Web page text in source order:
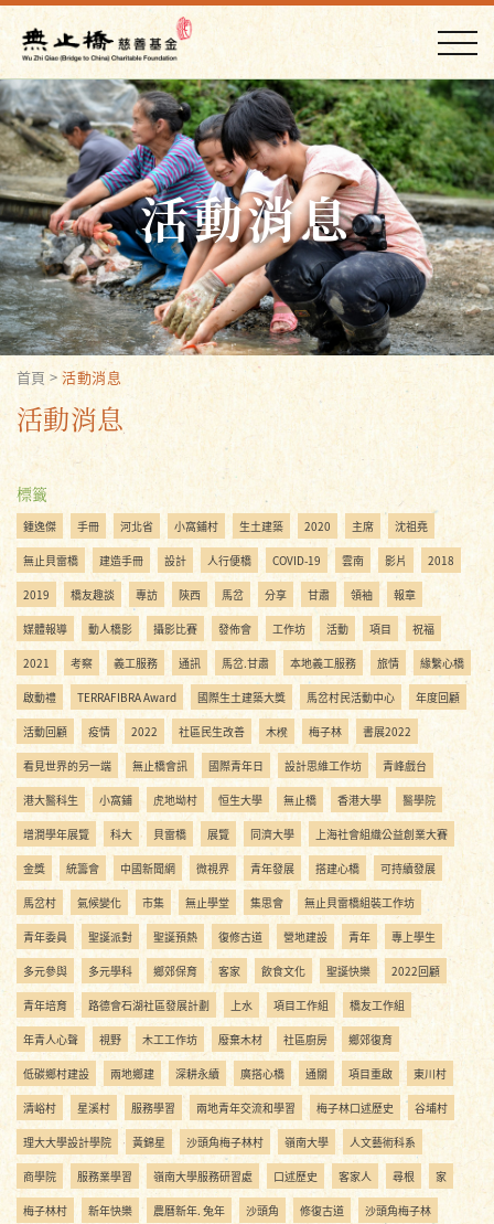
活動消息
首頁 >活動消息
活動消息
標籤
鍾逸傑 手冊 河北省 小窩鋪村 生土建築 2020 主席 沈祖堯
無止貝雷橋 建造手冊 設計 人行便橋 COVID-19 雲南 影片 2018
2019 橋友趣談 專訪 陝西 馬岔 分享 甘肅 領袖 報章
媒體報導 動人橋影 攝影比賽 發佈會 工作坊 活動 項目 祝福
2021 考察 義工服務 通訊 馬岔.甘肅 本地義工服務 旅情 緣繫心橋
啟動禮 TERRAFIBRA Award 國際生土建築大獎 馬岔村民活動中心 年度回顧
活動回顧 疫情 2022 社區民生改善 木櫈 梅子林 書展2022
看見世界的另一端 無止橋會訊 國際青年日 設計思維工作坊 青峰戲台
港大醫科生 小窩鋪 虎地坳村 恒生大學 無止橋 香港大學 醫學院
增潤學年展覽 科大 貝雷橋 展覽 同濟大學 上海社會組織公益創業大賽
金獎 統籌會 中國新聞網 微視界 青年發展 搭建心橋 可持續發展
馬岔村 氣候變化 市集 無止學堂 集思會 無止貝雷橋組裝工作坊
青年委員 聖誕派對 聖誕預熱 復修古道 營地建設 青年 專上學生
多元參與 多元學科 鄉郊保育 客家 飲食文化 聖誕快樂 2022回顧
青年培育 路德會石湖社區發展計劃 上水 項目工作組 橋友工作組
年青人心聲 視野 木工工作坊 廢棄木材 社區廚房 鄉郊復育
低碳鄉村建設 兩地鄉建 深耕永續 廣搭心橋 通關 項目重啟 東川村
清峪村 星溪村 服務學習 兩地青年交流和學習 梅子林口述歷史 谷埔村
理大大學設計學院 黃錦星 沙頭角梅子林村 嶺南大學 人文藝術科系
商學院 服務業學習 嶺南大學服務研習處 口述歷史 客家人 尋根 家
梅子林村 新年快樂 農曆新年. 兔年 沙頭角 修復古道 沙頭角梅子林